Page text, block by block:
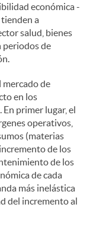
económica -
a
salud, bienes
periodos de
mercado de
en los
primer lugar, el
operativos,
(materias
de los
de los
de cada
más inelástica
del incremento al